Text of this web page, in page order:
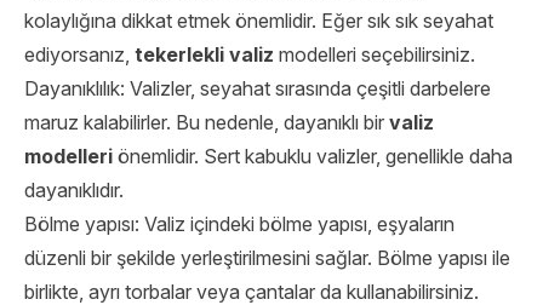
kolaylığına dikkat etmek önemlidir. Eğer sık sık seyahat
ediyorsanız, tekerlekli valiz modelleri seçebilirsiniz.
Dayanıklılık: Valizler, seyahat sırasında çeşitli darbelere
maruz kalabilirler. Bu nedenle, dayanıklı bir valiz
modelleri önemlidir. Sert kabuklu valizler, genellikle daha
dayanıklıdır.
Bölme yapısı: Valiz içindeki bölme yapısı, eşyaların
düzenli bir şekilde yerleştirilmesini sağlar. Bölme yapısı ile
birlikte, ayrı torbalar veya çantalar da kullanabilirsiniz.